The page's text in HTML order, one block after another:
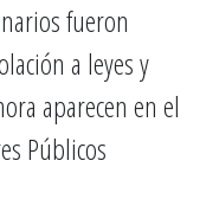
fueron
a leyes y
aparecen en el
Públicos